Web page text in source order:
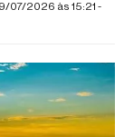
07/2026 às 15:21 -